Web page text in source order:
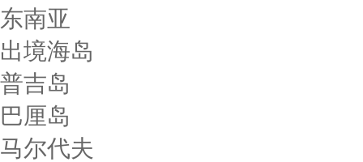
东南亚
出境海岛
普吉岛
巴厘岛
马尔代夫